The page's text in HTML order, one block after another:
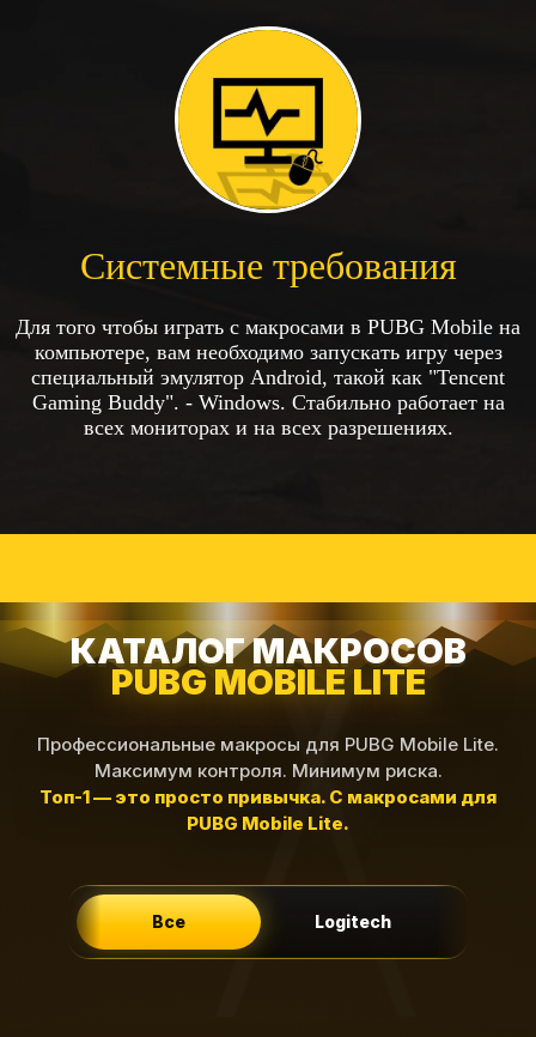
Системные требования
Для того чтобы играть с макросами в PUBG Mobile на
компьютере, вам необходимо запускать игру через
специальный эмулятор Android, такой как "Tencent
Gaming Buddy". - Windows. Стабильно работает на
всех мониторах и на всех разрешениях.
КАТАЛОГ МАКРОСОВ
PUBG MOBILE LITE
Профессиональные макросы для PUBG Mobile Lite.
Максимум контроля. Минимум риска.
Топ-1 — это просто привычка. С макросами для
PUBG Mobile Lite.
Все Logitech